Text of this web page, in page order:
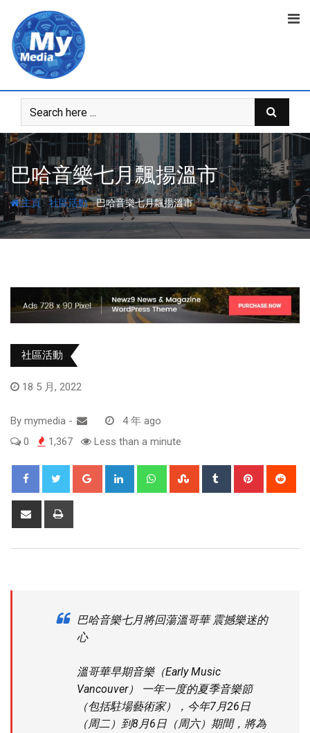
巴哈音樂七月飄揚溫市
主頁-社區活動-巴哈音樂七月飄揚溫市
社區活動
18 5 月, 2022
By mymedia -
4 年 ago
0
1,367 Less than a minute
巴哈音樂七月將回蕩溫哥華 震撼樂迷的
心
溫哥華早期音樂（Early Music
Vancouver） 一年一度的夏季音樂節
（包括駐場藝術家），今年7月26日
（周二）到8月6日（周六）期間，將為